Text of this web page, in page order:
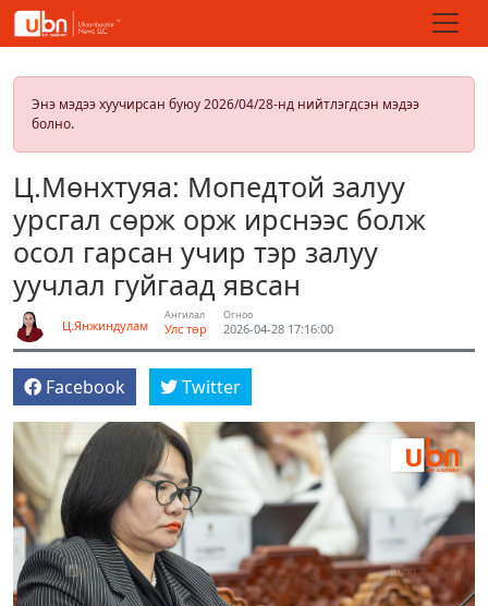
Энэ мэдээ хуучирсан буюу 2026/04/28-нд нийтлэгдсэн мэдээ
болно.
Ц.Мөнхтуяа: Мопедтой залуу
урсгал сөрж орж ирснээс болж
осол гарсан учир тэр залуу
уучлал гуйгаад явсан
Ц.Янжиндулам
Ангилал
Улс төр
Огноо
2026-04-28 17:16:00
Facebook Twitter